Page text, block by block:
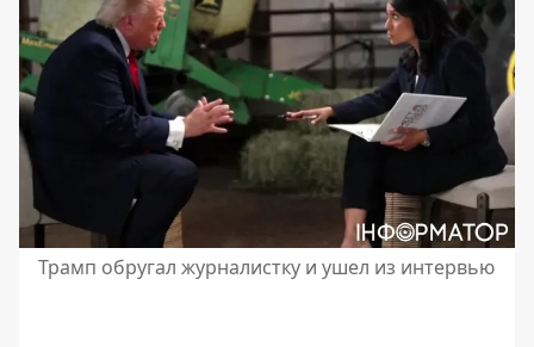
Трамп обругал журналистку и ушел из интервью